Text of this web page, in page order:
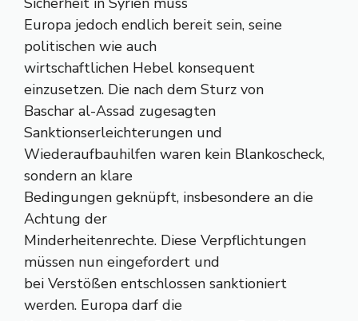
Europa jedoch endlich bereit sein, seine
politischen wie auch
wirtschaftlichen Hebel konsequent
einzusetzen. Die nach dem Sturz von
Baschar al-Assad zugesagten
Sanktionserleichterungen und
Wiederaufbauhilfen waren kein Blankoscheck,
sondern an klare
Bedingungen geknüpft, insbesondere an die
Achtung der
Minderheitenrechte. Diese Verpflichtungen
müssen nun eingefordert und
bei Verstößen entschlossen sanktioniert
werden. Europa darf die